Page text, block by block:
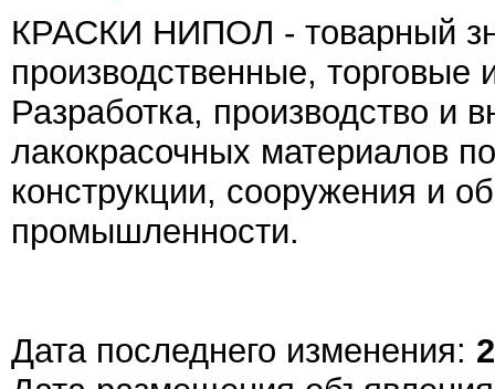
КРАСКИ НИПОЛ - товарный
производственные, торговые
Разработка, производство и
лакокрасочных материалов
конструкции, сооружения и
промышленности.
Дата последнего изменения: